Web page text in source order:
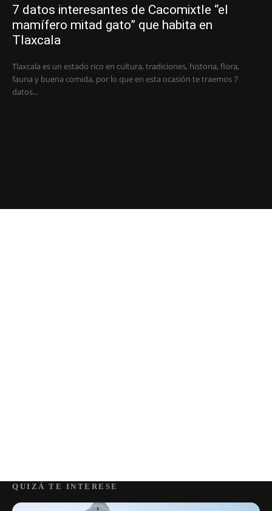
7 datos interesantes de Cacomixtle “el
mamífero mitad gato” que habita en
Tlaxcala
Tlaxcala es un estado rico en cultura, tradiciones, historia, flora,
fauna y buena comida, por lo que en esta ocasión te traemos 7
datos...
QUIZÁ TE INTERESE